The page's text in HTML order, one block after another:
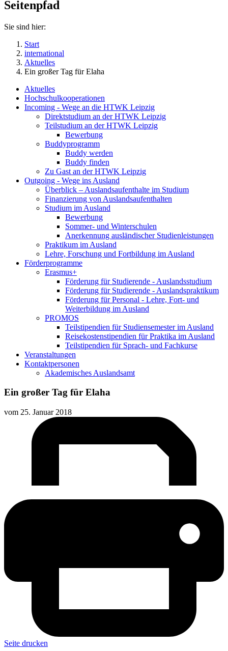
Seitenpfad
Sie sind hier:
Start
international
Aktuelles
Ein großer Tag für Elaha
Aktuelles
Hochschulkooperationen
Incoming - Wege an die HTWK Leipzig
Direktstudium an der HTWK Leipzig
Teilstudium an der HTWK Leipzig
Bewerbung
Buddyprogramm
Buddy werden
Buddy finden
Zu Gast an der HTWK Leipzig
Outgoing - Wege ins Ausland
Überblick – Auslandsaufenthalte im Studium
Finanzierung von Auslandsaufenthalten
Studium im Ausland
Bewerbung
Sommer- und Winterschulen
Anerkennung ausländischer Studienleistungen
Praktikum im Ausland
Lehre, Forschung und Fortbildung im Ausland
Förderprogramme
Erasmus+
Förderung für Studierende - Auslandsstudium
Förderung für Studierende - Auslandspraktikum
Förderung für Personal - Lehre, Fort- und
Weiterbildung im Ausland
PROMOS
Teilstipendien für Studiensemester im Ausland
Reisekostenstipendien für Praktika im Ausland
Teilstipendien für Sprach- und Fachkurse
Veranstaltungen
Kontaktpersonen
Akademisches Auslandsamt
Ein großer Tag für Elaha
vom 25. Januar 2018
Seite drucken